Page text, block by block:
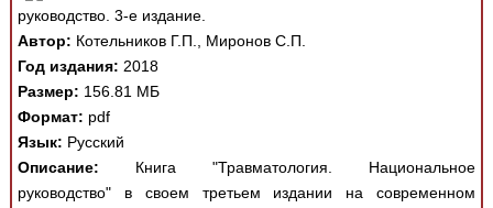
руководство. 3-е издание.
Автор: Котельников Г.П., Миронов С.П.
Год издания: 2018
Размер: 156.81 МБ
Формат: pdf
Язык: Русский
Описание: Книга "Травматология. Национальное
руководство" в своем третьем издании на современном